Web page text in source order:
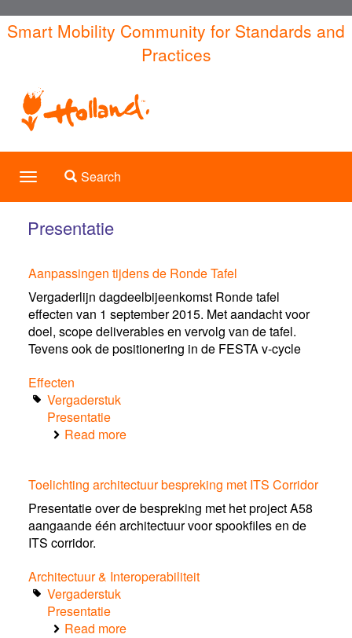
Skip
toSmart Mobility Community for Standards and
Practices
ToggleToggle search
Search
Presentatie
Aanpassingen tijdens de Ronde Tafel
Vergaderlijn dagdeelbijeenkomst Ronde tafel
effecten van 1 september 2015. Met aandacht voor
doel, scope deliverables en vervolg van de tafel.
Tevens ook de positionering in de FESTA v-cycle
Effecten
Vergaderstuk
Presentatie
Read more
de
Ronde
Tafel
Toelichting architectuur bespreking met ITS Corridor
Presentatie over de bespreking met het project A58
aangaande één architectuur voor spookfiles en de
ITS corridor.
Architectuur & Interoperabiliteit
Vergaderstuk
Presentatie
Read more